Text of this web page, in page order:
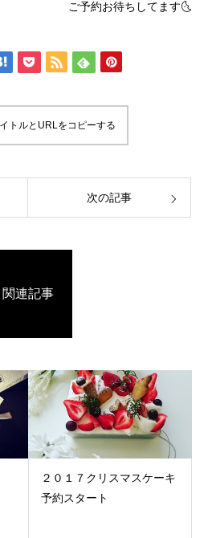
ご予約お待ちしてます🌜
トルとURLをコピーする
次の記事
関連記事
２０１７クリスマスケーキ
予約スタート